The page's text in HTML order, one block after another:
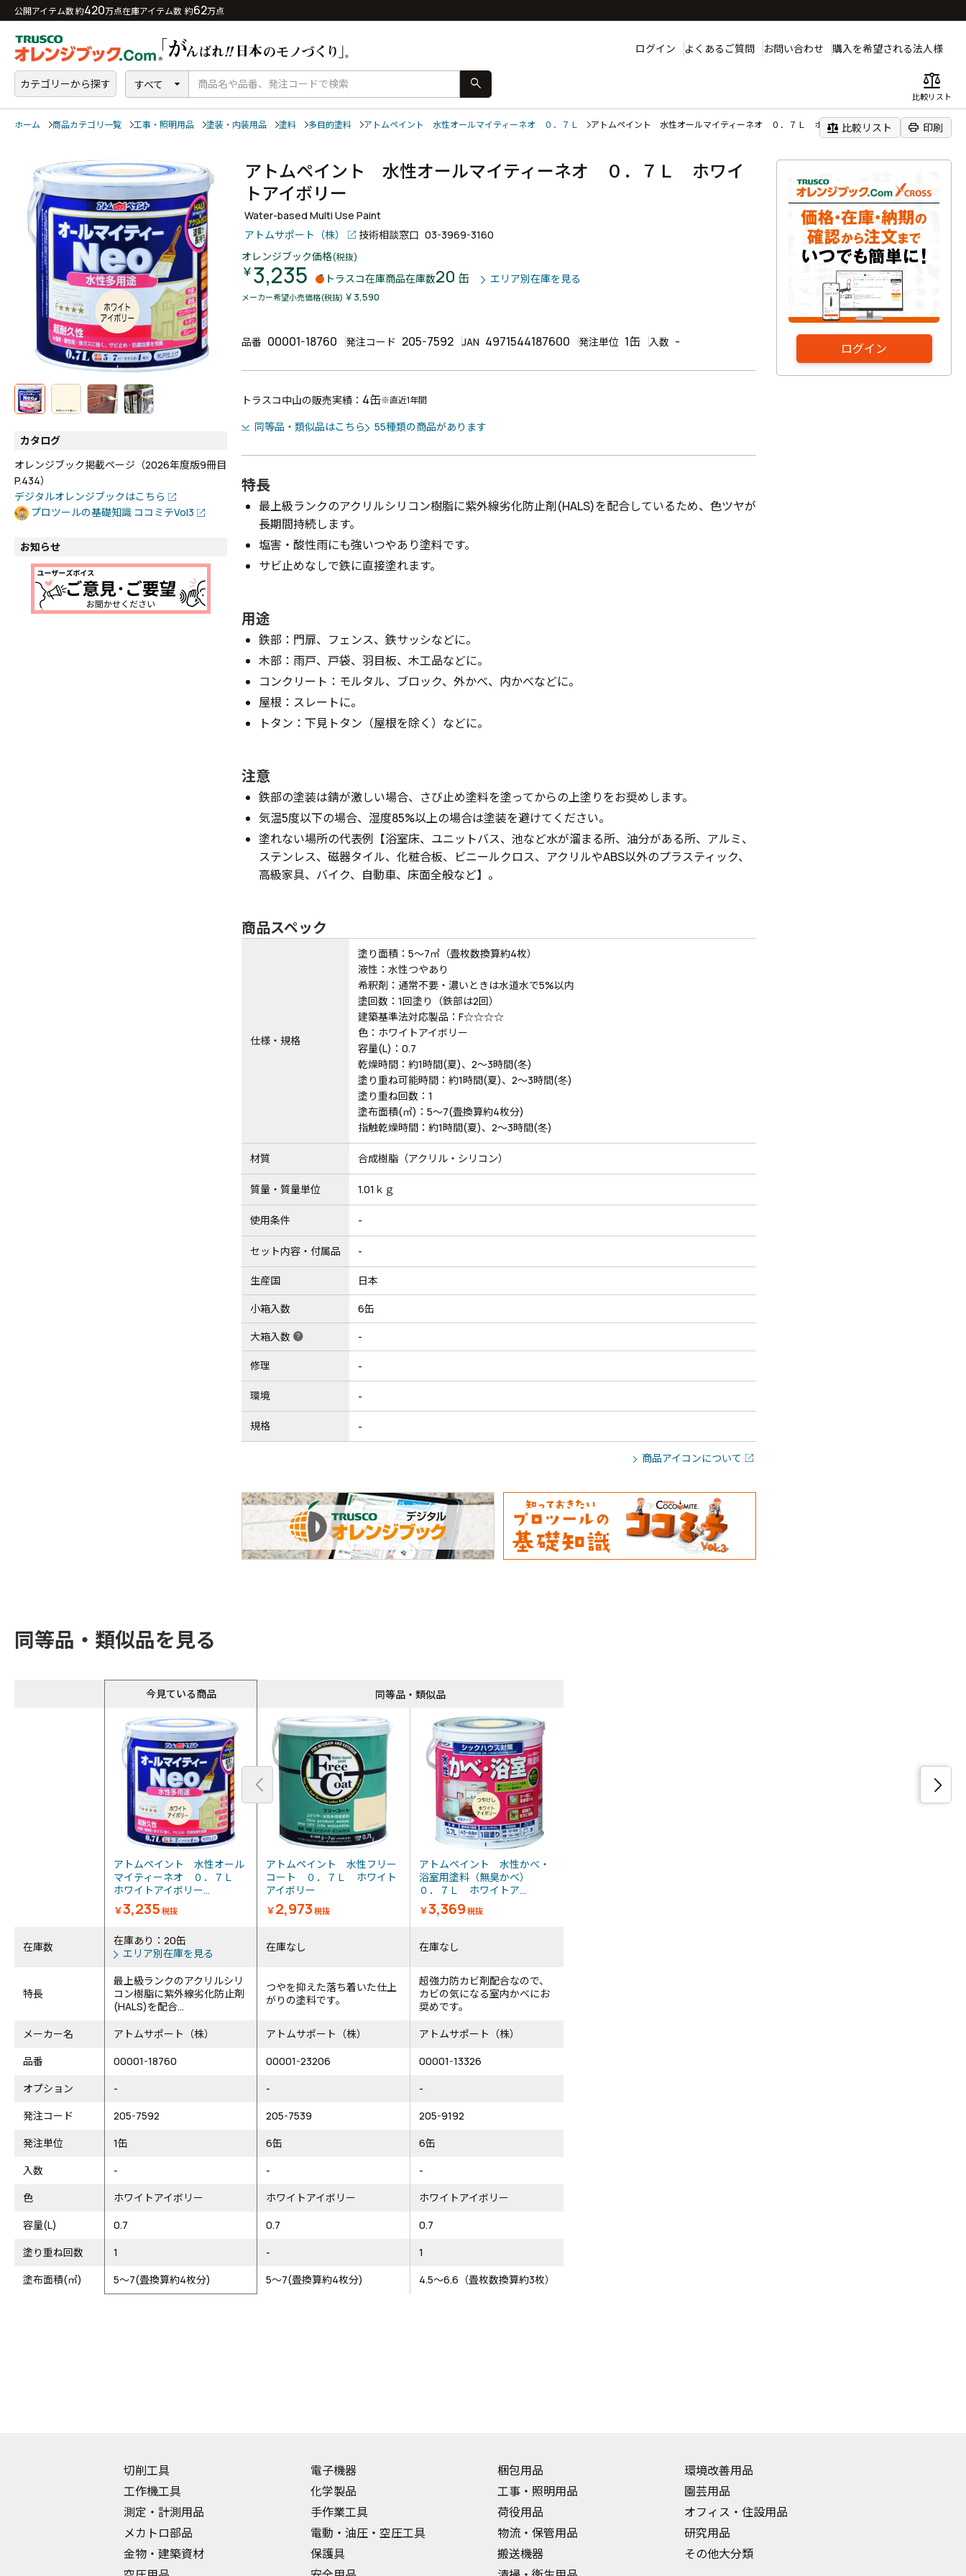
公開アイテム数 約420万点在庫アイテム数 約62万点
ログイン よくあるご質問 お問い合わせ 購入を希望される法人様
カテゴリーから探す すべて search balance
比較リスト
ホーム 商品カテゴリ一覧 工事・照明用品 塗装・内装用品 塗料 多目的塗料 アトムペイント 水性オールマイティーネオ ０．７Ｌ アトムペイント 水性オールマイティーネオ ０．７Ｌ ホワイトアイボリー
balance 比較リスト print 印刷
ログイン
カタログ
オレンジブック掲載ページ（2026年度版9冊目
P.434）
デジタルオレンジブックはこちら
プロツールの基礎知識 ココミテVol3
お知らせ
アトムペイント 水性オールマイティーネオ ０．７Ｌ ホワイ
トアイボリー
Water-based Multi Use Paint
アトムサポート（株）
技術相談窓口 03-3969-3160
オレンジブック価格(税抜)
￥3,235 トラスコ在庫商品在庫数20 缶 エリア別在庫を見る
メーカー希望小売価格(税抜) ￥3,590
品番 00001-18760 発注コード 205-7592 JAN 4971544187600 発注単位 1缶 入数 -
トラスコ中山の販売実績： 4缶※直近1年間
同等品・類似品はこちら 55種類の商品があります
特長
最上級ランクのアクリルシリコン樹脂に紫外線劣化防止剤(HALS)を配合しているため、色ツヤが
長期間持続します。
塩害・酸性雨にも強いつやあり塗料です。
サビ止めなしで鉄に直接塗れます。
用途
鉄部：門扉、フェンス、鉄サッシなどに。
木部：雨戸、戸袋、羽目板、木工品などに。
コンクリート：モルタル、ブロック、外かべ、内かべなどに。
屋根：スレートに。
トタン：下見トタン（屋根を除く）などに。
注意
鉄部の塗装は錆が激しい場合、さび止め塗料を塗ってからの上塗りをお奨めします。
気温5度以下の場合、湿度85%以上の場合は塗装を避けてください。
塗れない場所の代表例【浴室床、ユニットバス、池など水が溜まる所、油分がある所、アルミ、
ステンレス、磁器タイル、化粧合板、ビニールクロス、アクリルやABS以外のプラスティック、
高級家具、バイク、自動車、床面全般など】。
商品スペック
仕様・規格
塗り面積：5～7㎡（畳枚数換算約4枚）
液性：水性つやあり
希釈剤：通常不要・濃いときは水道水で5%以内
塗回数：1回塗り（鉄部は2回）
建築基準法対応製品：F☆☆☆☆
色：ホワイトアイボリー
容量(L)：0.7
乾燥時間：約1時間(夏)、2～3時間(冬)
塗り重ね可能時間：約1時間(夏)、2～3時間(冬)
塗り重ね回数：1
塗布面積(㎡)：5～7(畳換算約4枚分)
指触乾燥時間：約1時間(夏)、2～3時間(冬)
材質 合成樹脂（アクリル・シリコン）
質量・質量単位 1.01ｋｇ
使用条件 -
セット内容・付属品 -
生産国 日本
小箱入数 6缶
大箱入数 help -
修理 -
環境 -
規格 -
商品アイコンについて
同等品・類似品を見る
今見ている商品 同等品・類似品
アトムペイント 水性オール
マイティーネオ ０．７Ｌ
ホワイトアイボリー...
￥3,235 税抜
アトムペイント 水性フリー
コート ０．７Ｌ ホワイト
アイボリー
￥2,973 税抜
アトムペイント 水性かべ・
浴室用塗料（無臭かべ）
０．７Ｌ ホワイトア...
￥3,369 税抜
在庫数
在庫あり：20缶
エリア別在庫を見る
在庫なし 在庫なし
特長
最上級ランクのアクリルシリ
コン樹脂に紫外線劣化防止剤
(HALS)を配合...
つやを抑えた落ち着いた仕上
がりの塗料です。
超強力防カビ剤配合なので、
カビの気になる室内かべにお
奨めです。
メーカー名
アトムサポート（株） アトムサポート（株）
アトムサポート（株）
品番
00001-18760 00001-23206
00001-13326
オプション
- -
-
発注コード
205-7592 205-7539
205-9192
発注単位
1缶 6缶
6缶
入数
- -
-
色
ホワイトアイボリー ホワイトアイボリー
ホワイトアイボリー
容量(L)
0.7 0.7
0.7
塗り重ね回数
1 -
1
塗布面積(㎡)
5～7(畳換算約4枚分) 5～7(畳換算約4枚分) 4.5～6.6（畳枚数換算約3枚）
同等品・類似品
切削工具
工作機工具
測定・計測用品
メカトロ部品
金物・建築資材
電子機器
化学製品
手作業工具
電動・油圧・空圧工具
保護具
梱包用品
工事・照明用品
荷役用品
物流・保管用品
搬送機器
環境改善用品
園芸用品
オフィス・住設用品
研究用品
その他大分類